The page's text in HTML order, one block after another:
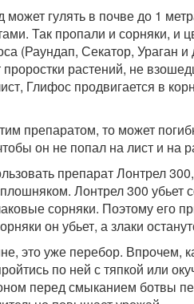
гулять в почве до 1
Так пропали и сорняки, и
(Раундап, Секатор, Ураган
растений, не
Глифос продвигается в
препаратом, то может
он не попал на лист и на
препарат Лонтрел
Лонтрел 300 убьет
сорняки. Поэтому его
он убьет, а злаки
это уже перебор. Впрочем,
по ней с тяпкой или
перед смыканием ботвы